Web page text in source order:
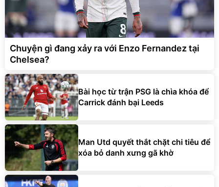
Chuyện gì đang xảy ra với Enzo Fernandez tại
Chelsea?
Bài học từ trận PSG là chìa khóa để
Carrick đánh bại Leeds
Man Utd quyết thắt chặt chi tiêu để
xóa bỏ danh xưng gã khờ